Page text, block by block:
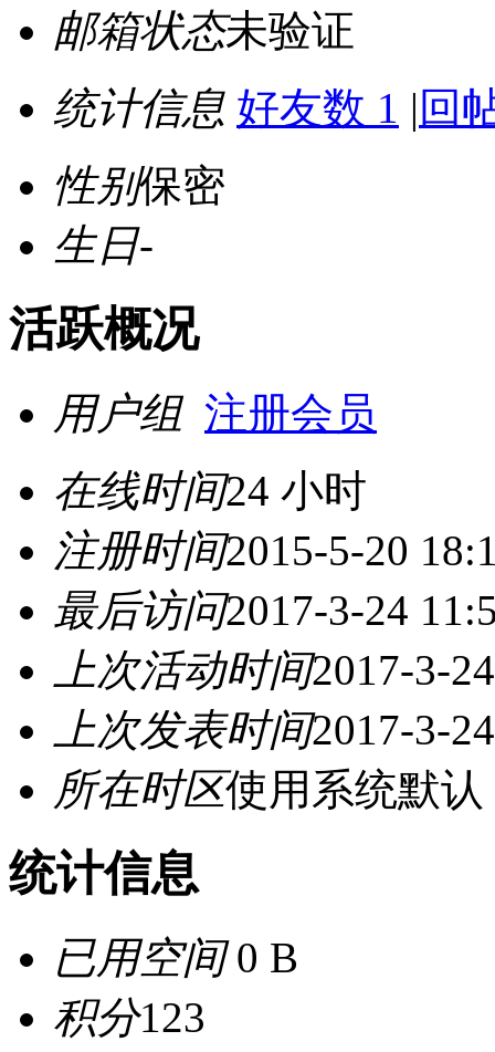
邮箱状态未验证
统计信息 好友数 1 | 回
性别保密
生日-
活跃概况
用户组 注册会员
在线时间24 小时
注册时间2015-5-20
最后访问2017-3-24
上次活动时间2017-3-
上次发表时间2017-3-
所在时区使用系统默认
统计信息
已用空间0 B
积分123